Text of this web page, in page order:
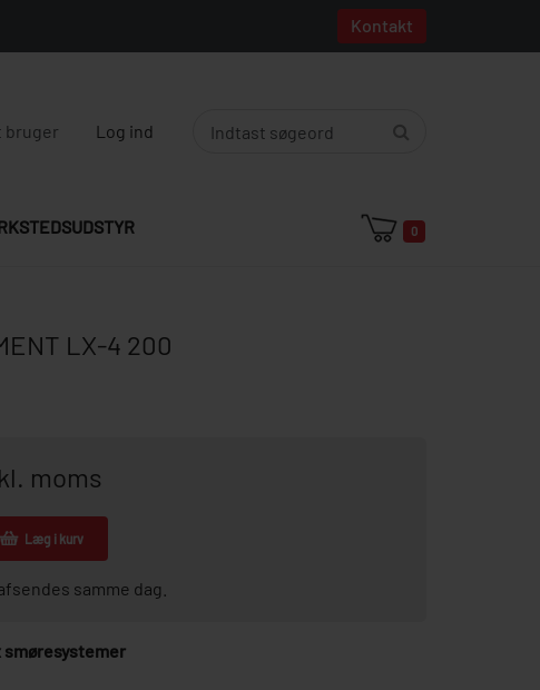
Kontakt
bruger Log ind
0
LX-4 200
moms
Læg i kurv
samme dag.